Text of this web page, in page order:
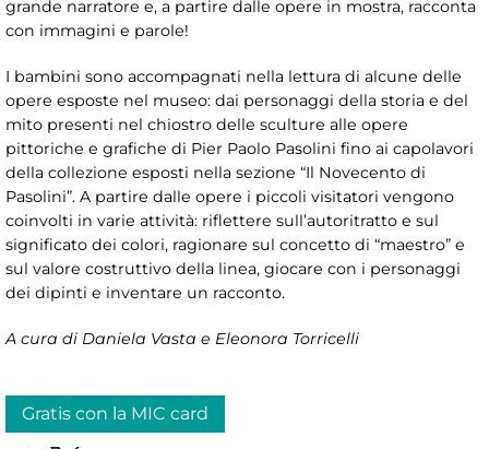
grande narratore e, a partire dalle opere in mostra, racconta
con immagini e parole!
I bambini sono accompagnati nella lettura di alcune delle
opere esposte nel museo: dai personaggi della storia e del
mito presenti nel chiostro delle sculture alle opere
pittoriche e grafiche di Pier Paolo Pasolini fino ai capolavori
della collezione esposti nella sezione “Il Novecento di
Pasolini”. A partire dalle opere i piccoli visitatori vengono
coinvolti in varie attività: riflettere sull’autoritratto e sul
significato dei colori, ragionare sul concetto di “maestro” e
sul valore costruttivo della linea, giocare con i personaggi
dei dipinti e inventare un racconto.
A cura di Daniela Vasta e Eleonora Torricelli
Gratis con la MIC card